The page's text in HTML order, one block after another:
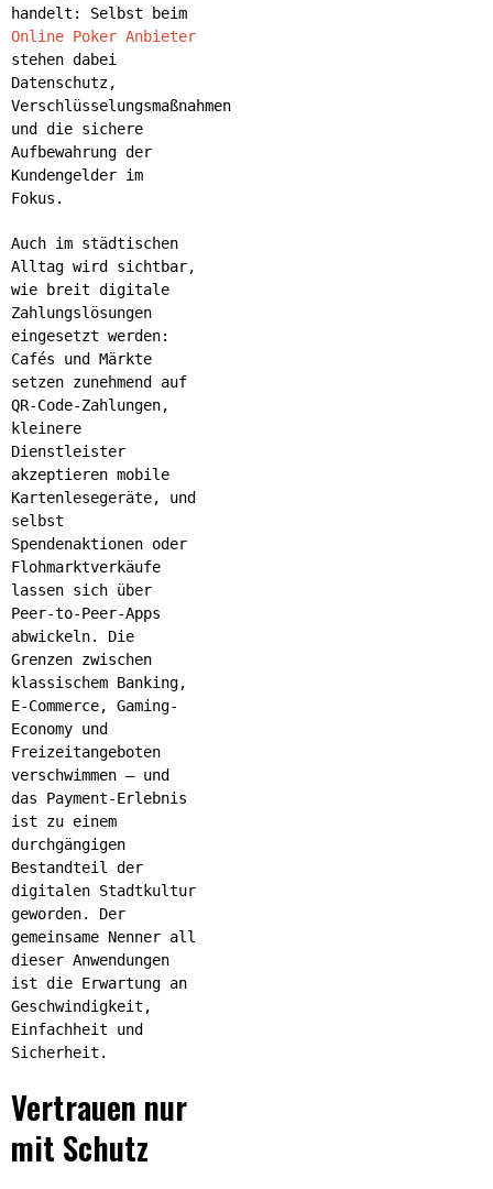
handelt: Selbst beim
Online Poker Anbieter
stehen dabei
Datenschutz,
Verschlüsselungsmaßnahmen
und die sichere
Aufbewahrung der
Kundengelder im
Fokus.
Auch im städtischen
Alltag wird sichtbar,
wie breit digitale
Zahlungslösungen
eingesetzt werden:
Cafés und Märkte
setzen zunehmend auf
QR-Code-Zahlungen,
kleinere
Dienstleister
akzeptieren mobile
Kartenlesegeräte, und
selbst
Spendenaktionen oder
Flohmarktverkäufe
lassen sich über
Peer-to-Peer-Apps
abwickeln. Die
Grenzen zwischen
klassischem Banking,
E-Commerce, Gaming-
Economy und
Freizeitangeboten
verschwimmen – und
das Payment-Erlebnis
ist zu einem
durchgängigen
Bestandteil der
digitalen Stadtkultur
geworden. Der
gemeinsame Nenner all
dieser Anwendungen
ist die Erwartung an
Geschwindigkeit,
Einfachheit und
Sicherheit.
Vertrauen nur
mit Schutz